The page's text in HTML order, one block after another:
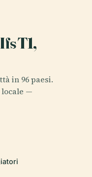
T1,
in 96 paesi.
locale —